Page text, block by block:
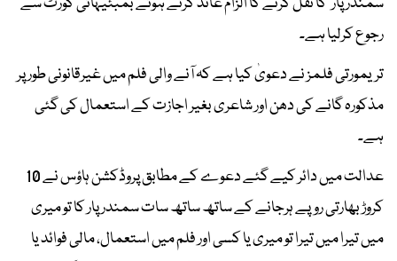
رجوع کرلیا ہے۔
تریمورتی فلمز نے دعویٰ کیا ہے کہ آنے والی فلم میں غیرقانونی طور پر
مذکورہ گانے کی دھن اور شاعری بغیر اجازت کے استعمال کی گئی
ہے۔
عدالت میں دائر کیے گئے دعوے کے مطابق پروڈکشن ہاؤس نے 10
کروڑ بھارتی روپے ہرجانے کے ساتھ ساتھ سات سمندر پار کا تو میری
میں تیرا میں تیرا تو میری یا کسی اور فلم میں استعمال، مالی فوائد یا